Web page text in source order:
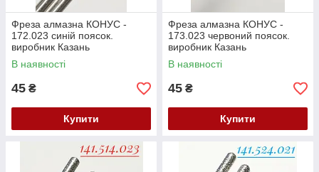
Фреза алмазна КОНУС -
172.023 синій поясок.
виробник Казань
(104.172.524.023) Залишок
В наявності
45 ₴
Купити
Фреза алмазна КОНУС -
173.023 червоний поясок.
виробник Казань
(104.173.514.023) Залишок
В наявності
45 ₴
Купити